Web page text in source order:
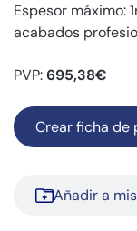
Espesor máximo:
acabados
PVP:695,38€
Crear ficha de
Añadir a